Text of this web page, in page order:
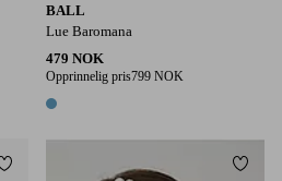
BALL
Lue Baromana
479 NOK
Opprinnelig pris799 NOK
1 farge
Legg til favoritter